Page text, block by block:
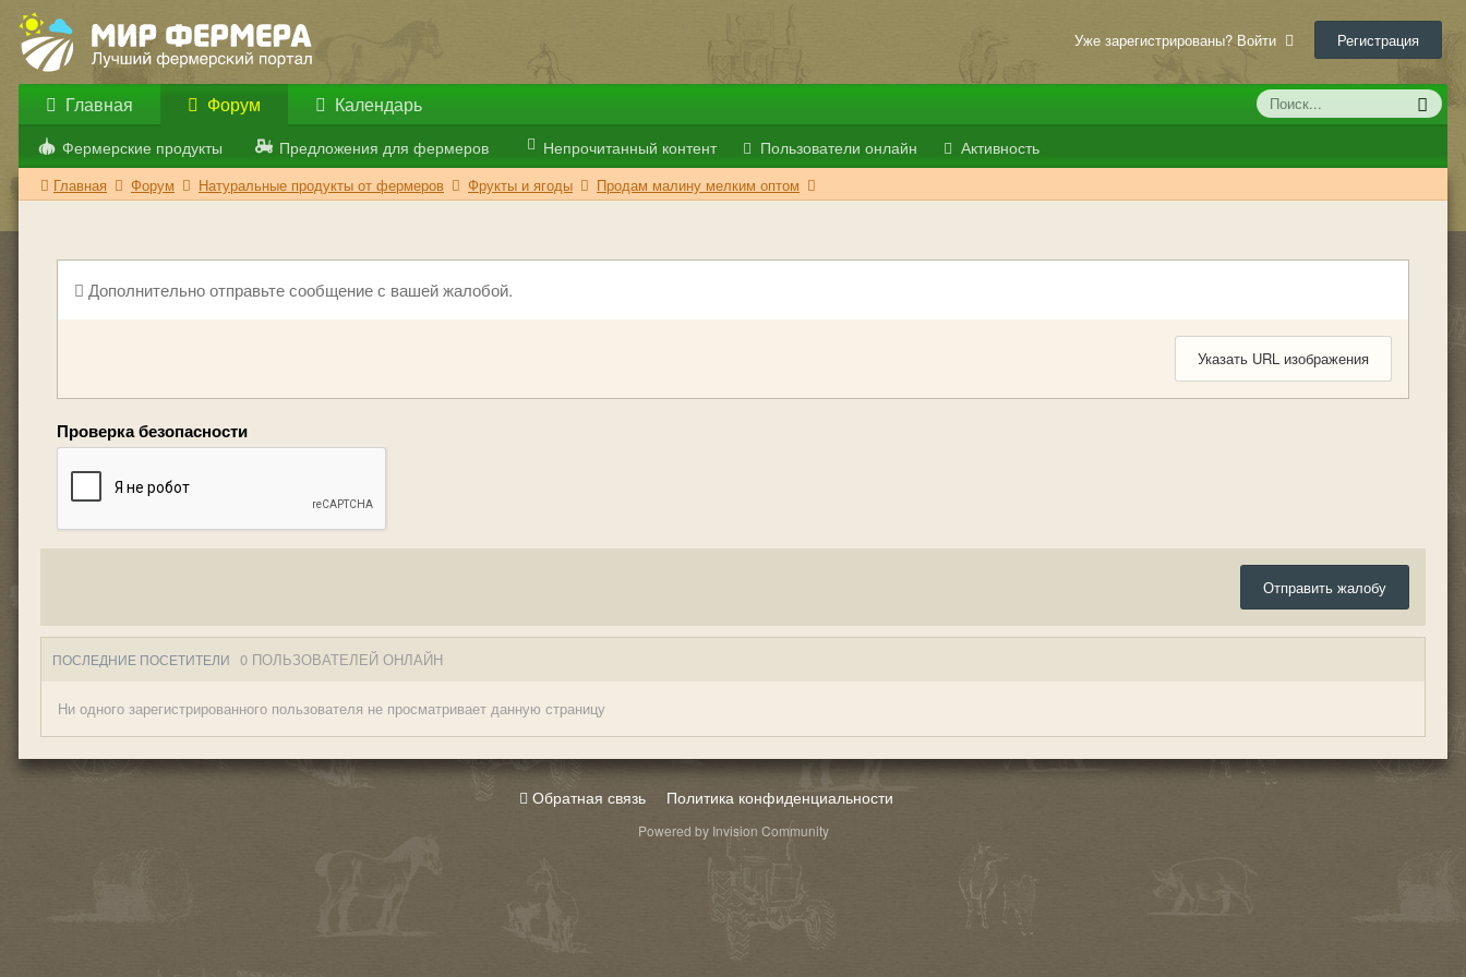
Уже зарегистрированы? Войти Регистрация
Главная Форум
Фермерские продукты Предложения для фермеров Непрочитанный контент Пользователи онлайн Активность
Календарь
Главная Форум Натуральные продукты от фермеров Фрукты и ягоды Продам малину мелким оптом
Дополнительно отправьте сообщение с вашей жалобой.
Указать URL изображения
Проверка безопасности
Отправить жалобу
ПОСЛЕДНИЕ ПОСЕТИТЕЛИ 0 ПОЛЬЗОВАТЕЛЕЙ ОНЛАЙН
Ни одного зарегистрированного пользователя не просматривает данную страницу
Обратная связь Политика конфиденциальности
Powered by Invision Community